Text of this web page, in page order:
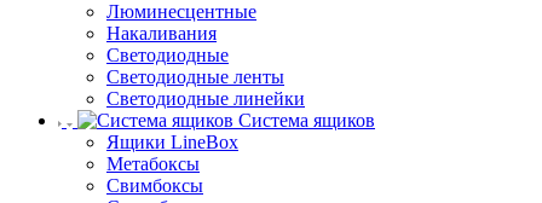
Люминесцентные
Накаливания
Светодиодные
Светодиодные ленты
Светодиодные линейки
Система ящиков
Ящики LineBox
Метабоксы
Свимбоксы